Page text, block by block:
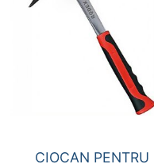
CIOCAN PENTRU